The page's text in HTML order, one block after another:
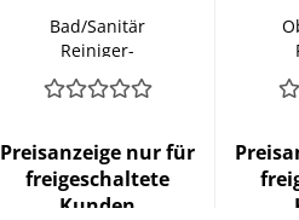
Bad/Sanitär
Reiniger-
Konzentrat
Preisanzeige nur für
freigeschaltete
Kunden